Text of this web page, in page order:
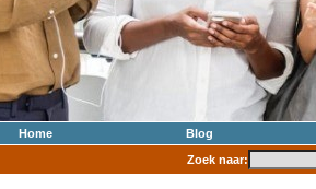
Home
Blog
Zoek naar: